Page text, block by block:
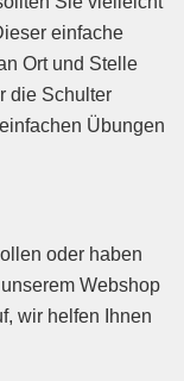
einfache
Ort und Stelle
die Schulter
Übungen
oder haben
Webshop
wir helfen Ihnen